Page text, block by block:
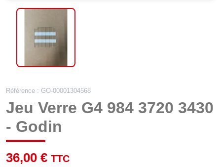
Référence : GO-00001304568
Jeu Verre G4 984 3720 3430
- Godin
36,00 € TTC